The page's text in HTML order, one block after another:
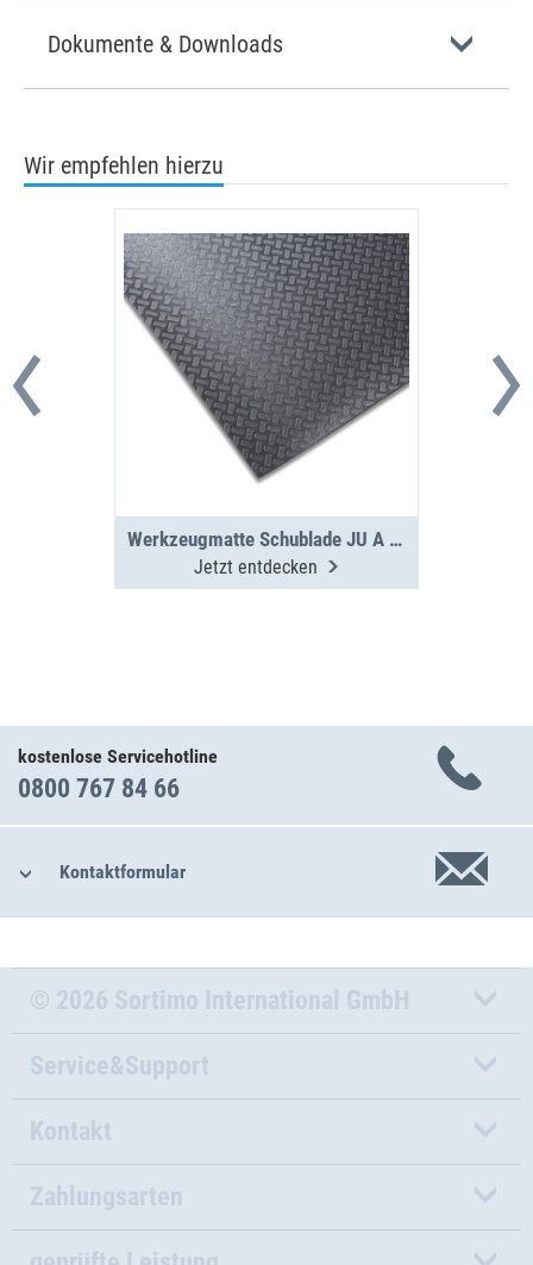
Dokumente & Downloads
Wir empfehlen hierzu
Werkzeugmatte Schublade JU A 2-7-0
Jetzt entdecken
kostenlose Servicehotline
0800 767 84 66
Kontaktformular
© 2026 Sortimo International GmbH
Service&Support
Kontakt
Zahlungsarten